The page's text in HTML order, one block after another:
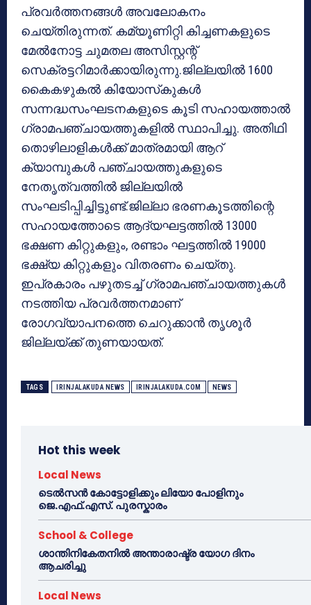
പ്രവർത്തനങ്ങൾ അവലോകനം
ചെയ്തിരുന്നത്. കമ്യൂണിറ്റി കിച്ചണകളുടെ
മേൽനോട്ട ചുമതല അസിസ്റ്റന്റ്
സെക്രട്ടറിമാർക്കായിരുന്നു.ജില്ലയിൽ 1600
കൈകഴുകൽ കിയോസ്‌കുകൾ
സന്നദ്ധസംഘടനകളുടെ കൂടി സഹായത്താൽ
ഗ്രാമപഞ്ചായത്തുകളിൽ സ്ഥാപിച്ചു. അതിഥി
തൊഴിലാളികൾക്ക് മാത്രമായി ആറ്
ക്യാമ്പുകൾ പഞ്ചായത്തുകളുടെ
നേതൃത്വത്തിൽ ജില്ലയിൽ
സംഘടിപ്പിച്ചിട്ടുണ്ട്.ജില്ലാ ഭരണകൂടത്തിന്റെ
സഹായത്തോടെ ആദ്യഘട്ടത്തിൽ 13000
ഭക്ഷണ കിറ്റുകളും, രണ്ടാം ഘട്ടത്തിൽ 19000
ഭക്ഷ്യ കിറ്റുകളും വിതരണം ചെയ്തു.
ഇപ്രകാരം പഴുതടച്ച് ഗ്രാമപഞ്ചായത്തുകൾ
നടത്തിയ പ്രവർത്തനമാണ്
രോഗവ്യാപനത്തെ ചെറുക്കാൻ തൃശൂർ
ജില്ലയ്ക്ക് തുണയായത്.
TAGS IRINJALAKUDA NEWS IRINJALAKUDA.COM NEWS
Hot this week
Local News
ടെൽസൻ കോട്ടോളിക്കും ലിയോ പോളിനും
ജെ.എഫ്.എസ്. പുരസ്കാരം
School & College
ശാന്തിനികേതനിൽ അന്താരാഷ്ട്ര യോഗ ദിനം
ആചരിച്ചു
Local News